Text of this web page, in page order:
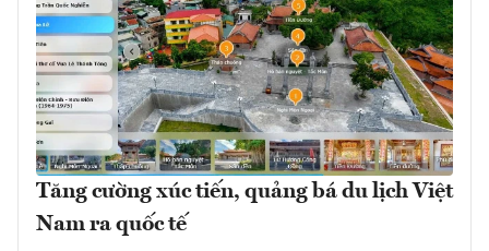
Tăng cường xúc tiến, quảng bá du lịch Việt
Nam ra quốc tế